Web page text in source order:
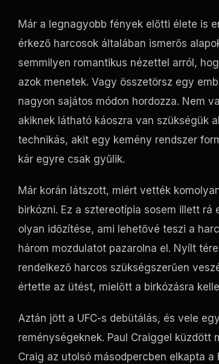
Már a legnagyobb fények előtti élete is
érkező harcosok általában ismerős
semmilyen romantikus nézettel arról,
azok menetek. Vagy összetörsz egy
nagyon sajátos módon hordozza. Nem
akiknek látható káoszra van szükségük
technikás, akit egy kemény rendszer
kár egyre csak gyűlik.
Már korán látszott, miért vették
birkózni. Ez a sztereotípia sosem illett
olyan időzítése, ami lehetővé teszi a
három mozdulatot pazarolna el. Nyílt
rendelkező harcos szükségszerűen
értette az ütést, mielőtt a birkózásra
Aztán jött a UFC-s debütálás, és vele
reménységeknek. Paul Craiggel
Craig az utolsó másodpercben elkapta